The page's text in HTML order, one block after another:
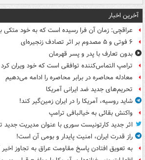
آخرین اخبار
عراقچی: زمان آن فرا رسیده است که به خود متکی
۶ فوتی و ۵ مصدوم بر اثر تصادف زنجیره‌ای
بدون تعارف با پدر و پسر قهرمان
ترامپ التماس‌کننده توافقی است که خود ویران کرد
معادله محاصره در برابر محاصره را ادامه می‌دهیم
تحریم‌های جدید ضد ایرانی آمریکا
شاید روسیه، آمریکا را در ایران زمین‌گیر کند!
واکنش بقائی به خیالبافی ترامپ
اثر جدید کارتونیست سوری با عنوان مدیریت جدید
راز قدرت ایران، امنیت پایدار و بومی آن است!
به تعویق افتادن پاسخ مقاومت عراق به تجاوز